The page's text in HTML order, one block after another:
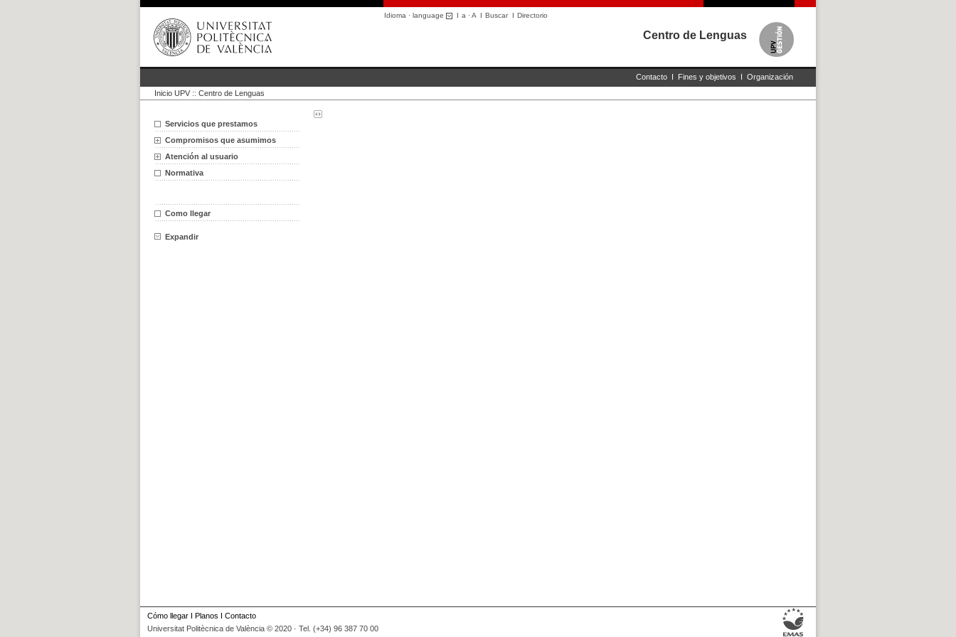
Idioma · language I a ·A I BuscarI Directorio
Centro de Lenguas
Contacto I Fines y objetivos I Organización
Inicio UPV :: Centro de Lenguas
Servicios que prestamos
Compromisos que asumimos
Atención al usuario
Normativa
Como llegar
Expandir
Cómo llegar I Planos I Contacto
Universitat Politècnica de València © 2020 · Tel. (+34) 96 387 70 00